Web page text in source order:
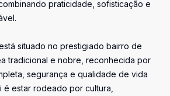
praticidade, sofisticação e
situado no prestigiado bairro de
tradicional e nobre, reconhecida por
segurança e qualidade de vida
é estar rodeado por cultura,